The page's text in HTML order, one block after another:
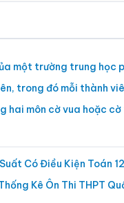
một trường trung học
trong đó mỗi thành
hai môn cờ vua hoặc cờ
Có Điều Kiện Toán
Kê Ôn Thi THPT